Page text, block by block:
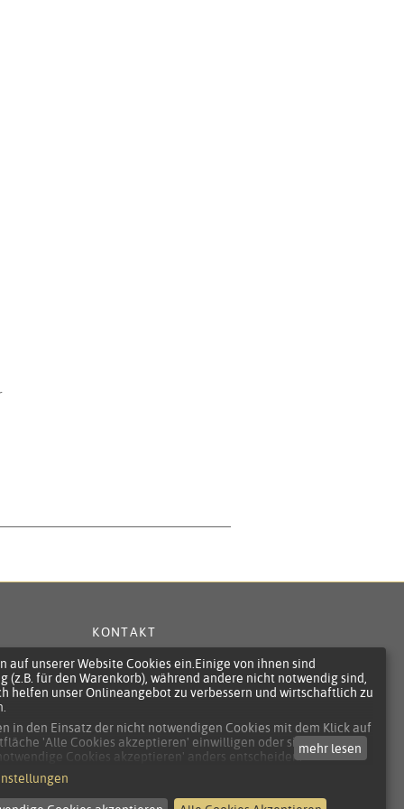
Wien und auf
Josefstadt,
Wiener
für alle
la Fenice oder
Verona und
KONTAKT
AGB
INFORMATION
auf unserer Website Cookies ein.Einige von ihnen sind
(z.B. für den Warenkorb), während andere nicht notwendig sind,
helfen unser Onlineangebot zu verbessern und wirtschaftlich zu
in den Einsatz der nicht notwendigen Cookies mit dem Klick auf
'Alle Cookies akzeptieren' einwilligen oder sich per Klick
Cookies akzeptieren' anders entscheiden.
umfasst alle vorausgewählten, bzw. von Ihnen
mehr lesen